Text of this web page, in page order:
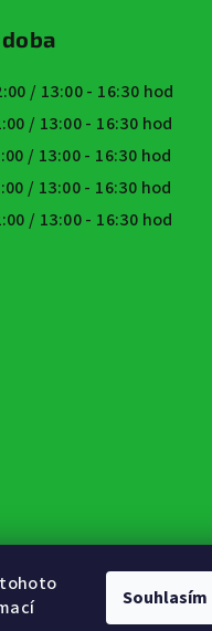
Souhlasím
/ 13:00 - 16:30 hod
/ 13:00 - 16:30 hod
/ 13:00 - 16:30 hod
/ 13:00 - 16:30 hod
/ 13:00 - 16:30 hod